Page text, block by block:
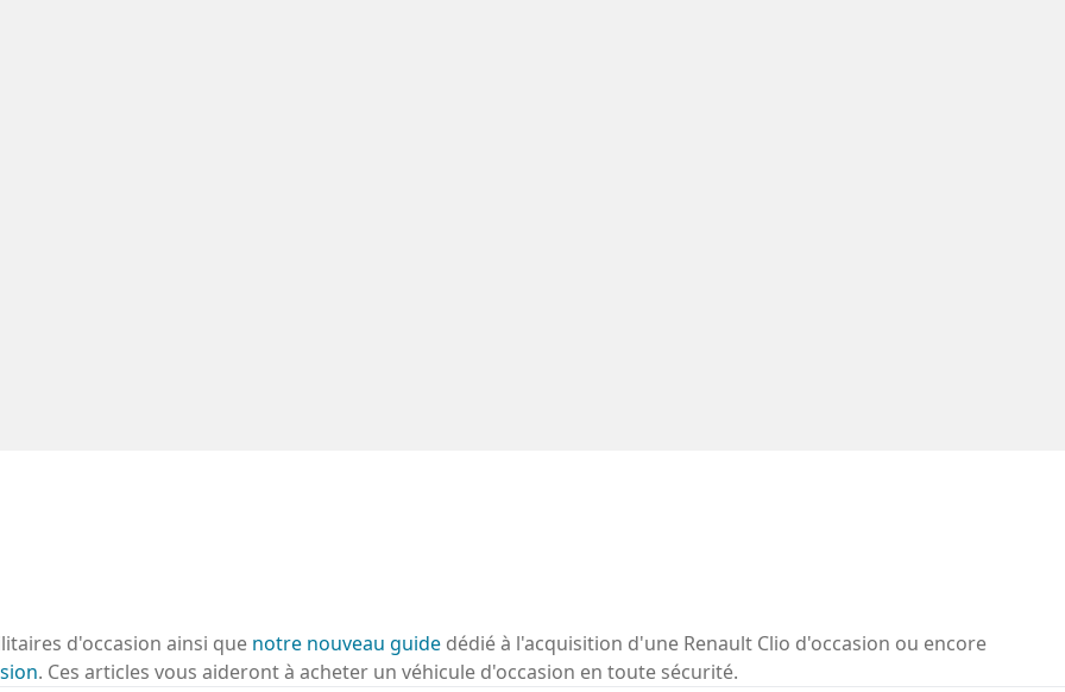
d'occasion ainsi que notre nouveau guide dédié à l'acquisition d'une Renault Clio d'occasion ou encore
. Ces articles vous aideront à acheter un véhicule d'occasion en toute sécurité.